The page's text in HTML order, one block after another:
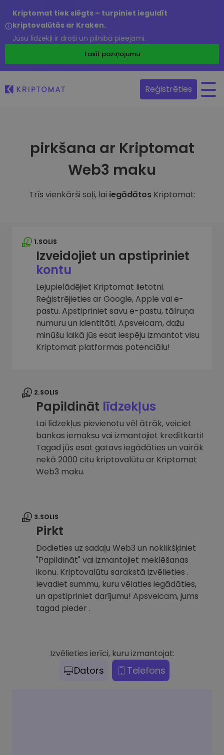
Kriptomat tiek slēgts – turpiniet ieguldīt
kriptovalūtās ar Kraken.
Jūsu līdzekļi ir droši un pilnībā pieejami.
Lasīt paziņojumu
Reģistrēties
pirkšana ar Kriptomat
Web3 maku
Trīs vienkārši soļi, lai iegādātos Kriptomat:
1.SOLIS
Izveidojiet un apstipriniet
kontu
Lejupielādējiet Kriptomat lietotni.
Reģistrējieties ar Google, Apple vai e-
pastu. Apstipriniet savu e-pastu, tālruņa
numuru un identitāti. Apsveicam, dažu
minūšu laikā jūs esat iespēju izmantot visu
Kriptomat platformas potenciālu!
2.SOLIS
Papildināt līdzekļus
Lai līdzekļus pievienotu vēl ātrāk, veiciet
bankas iemaksu vai izmantojiet kredītkarti!
Tagad jūs esat gatavs iegādāties un vairāk
nekā 2000 citu kriptovalūtu ar Kriptomat
Web3 maku.
3.SOLIS
Pirkt
Dodieties uz sadaļu Web3 un noklikšķiniet
"Papildināt" vai izmantojiet meklēšanas
ikonu. Kriptovalūtu sarakstā izvēlieties .
Ievadiet summu, kuru vēlaties iegādāties,
un apstipriniet darījumu! Apsveicam, jums
tagad pieder .
Izvēlieties ierīci, kuru izmantojat:
Dators Telefons